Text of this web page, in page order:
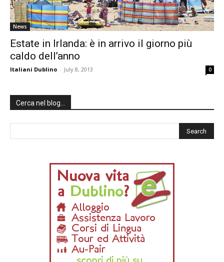
News
Estate in Irlanda: è in arrivo il giorno più
caldo dell’anno
Italiani Dublino - July 8, 2013 0
Cerca nel blog…